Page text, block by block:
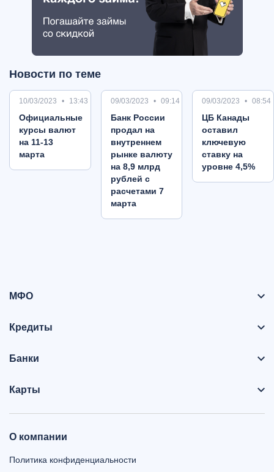
Новости по теме
10/03/2023 13:43
Oфициальные
курсы валют
на 11-13
марта
09/03/2023 09:14
Банк России
продал на
внутреннем
рынке валюту
на 8,9 млрд
рублей с
расчетами 7
марта
09/03/2023 08:54
ЦБ Канады
оставил
ключевую
ставку на
уровне 4,5%
МФО
Кредиты
Банки
Карты
О компании
Политика конфиденциальности